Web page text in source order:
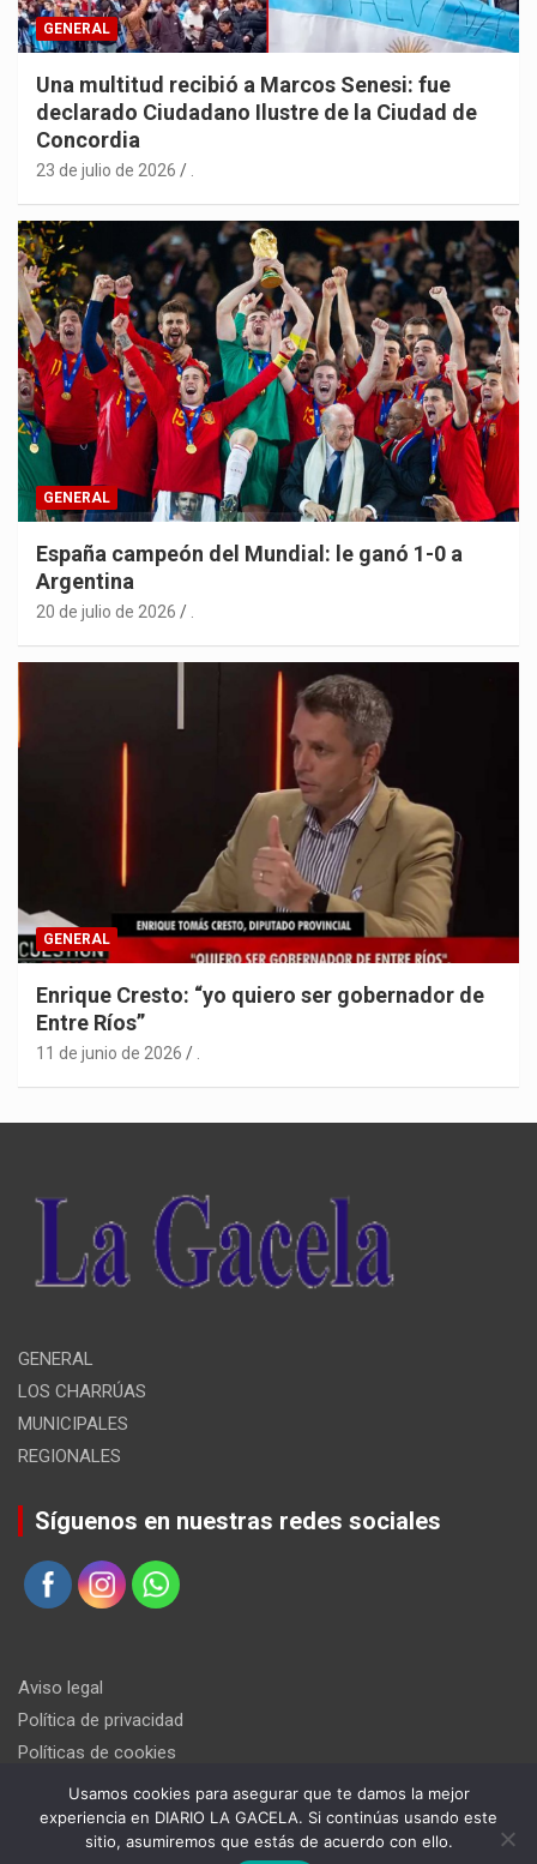
GENERAL
Una multitud recibió a Marcos Senesi: fue
declarado Ciudadano Ilustre de la Ciudad de
Concordia
23 de julio de 2026 .
GENERAL
España campeón del Mundial: le ganó 1-0 a
Argentina
20 de julio de 2026
GENERAL
Enrique Cresto: “yo quiero ser gobernador de
Entre Ríos”
11 de junio de 2026
GENERAL
LOS CHARRÚAS
MUNICIPALES
REGIONALES
Síguenos en nuestras redes sociales
Aviso legal
Política de privacidad
Políticas de cookies
Usamos cookies para asegurar que te damos la mejor
experiencia en DIARIO LA GACELA. Si continúas usando este
sitio, asumiremos que estás de acuerdo con ello.